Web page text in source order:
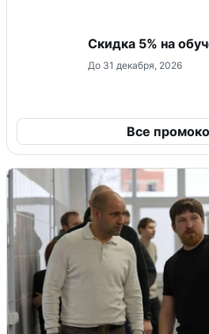
Скидка 5% на
До 31 декабря, 2026
Все